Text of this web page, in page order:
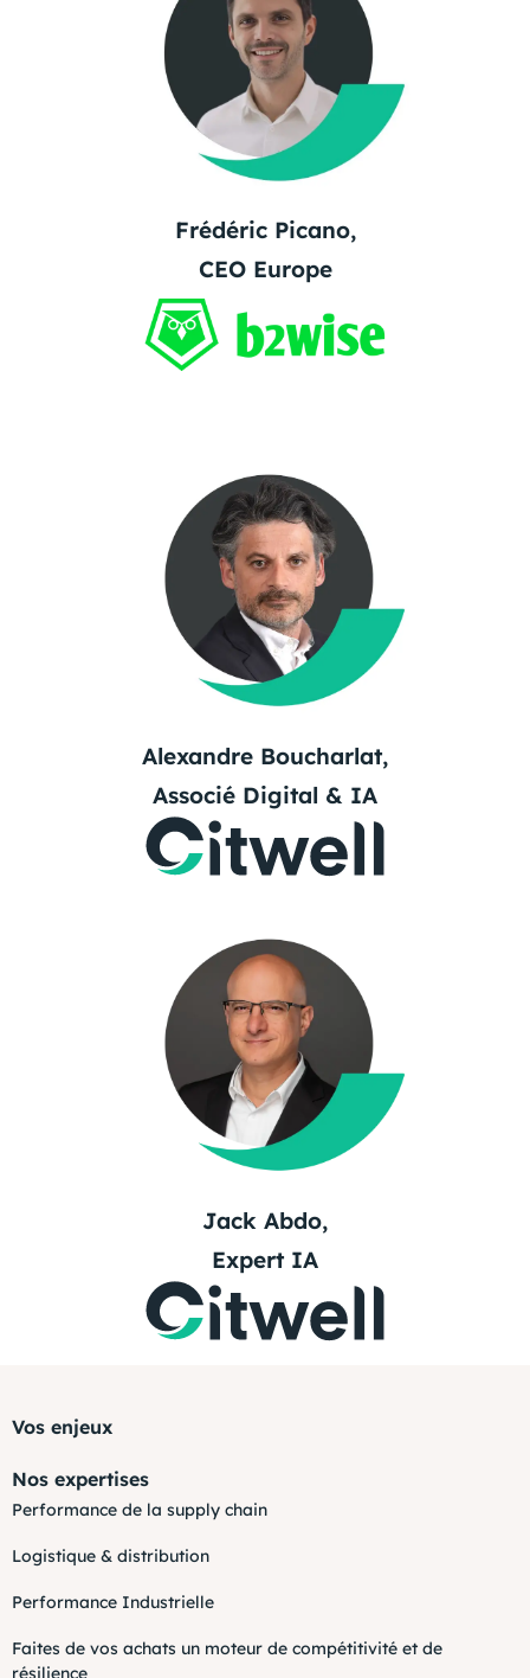
Frédéric Picano,
CEO Europe
Alexandre Boucharlat,
Associé Digital & IA
Jack Abdo,
Expert IA
Vos enjeux
Nos expertises
Performance de la supply chain
Logistique & distribution
Performance Industrielle
Faites de vos achats un moteur de compétitivité et de
résilience